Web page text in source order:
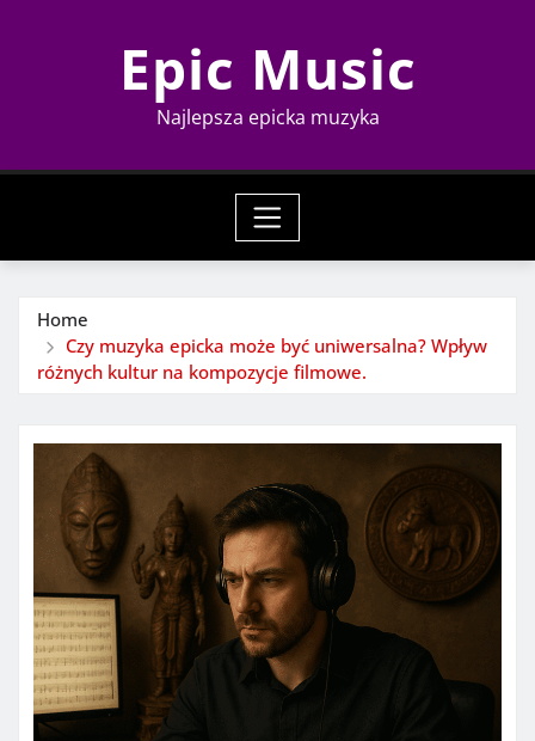
Epic Music
Najlepsza epicka muzyka
Home
Czy muzyka epicka może być uniwersalna? Wpływ
różnych kultur na kompozycje filmowe.